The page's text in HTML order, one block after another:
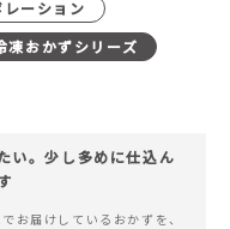
レーション
凍おかずシリーズ
い。少し多めに仕込ん
お届けしているおかずを、